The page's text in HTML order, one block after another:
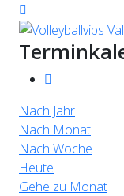
Nach Jahr
Nach Monat
Nach Woche
Heute
Gehe zu Monat